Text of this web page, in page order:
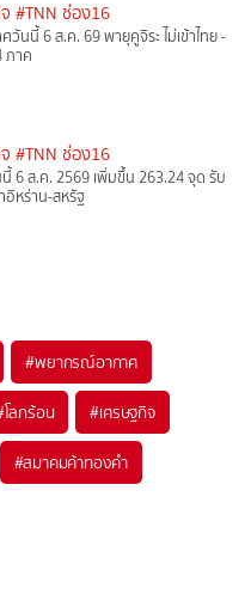
#TNN ช่อง16
นนี้ 6 ส.ค. 69 พายุคูจิระ ไม่เข้าไทย -
ภาค
#TNN ช่อง16
6 ส.ค. 2569 เพิ่มขึ้น 263.24 จุด รับ
อิหร่าน-สหรัฐ
#พยากรณ์อากาศ
โลกร้อน #เศรษฐกิจ
#สมาคมค้าทองคำ